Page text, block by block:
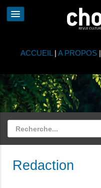
ACCUEIL | A PROPOS|
Redaction